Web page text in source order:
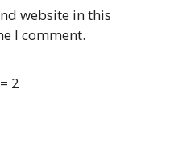
website in this
I comment.
2